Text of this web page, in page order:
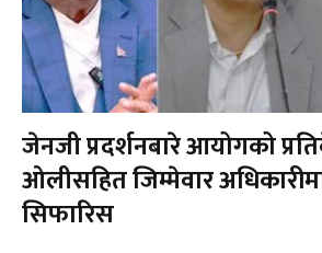
जेनजी प्रदर्शनबारे आयोगको
ओलीसहित जिम्मेवार
सिफारिस